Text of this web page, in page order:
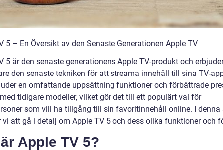
5 – En Översikt av den Senaste Generationen Apple TV
5 är den senaste generationens Apple TV-produkt och erbjuder
den senaste tekniken för att streama innehåll till sina TV-
en omfattande uppsättning funktioner och förbättrade
tidigare modeller, vilket gör det till ett populärt val för
som vill ha tillgång till sin favoritinnehåll online. I denna
vi att gå i detalj om Apple TV 5 och dess olika funktioner och
Apple TV 5?